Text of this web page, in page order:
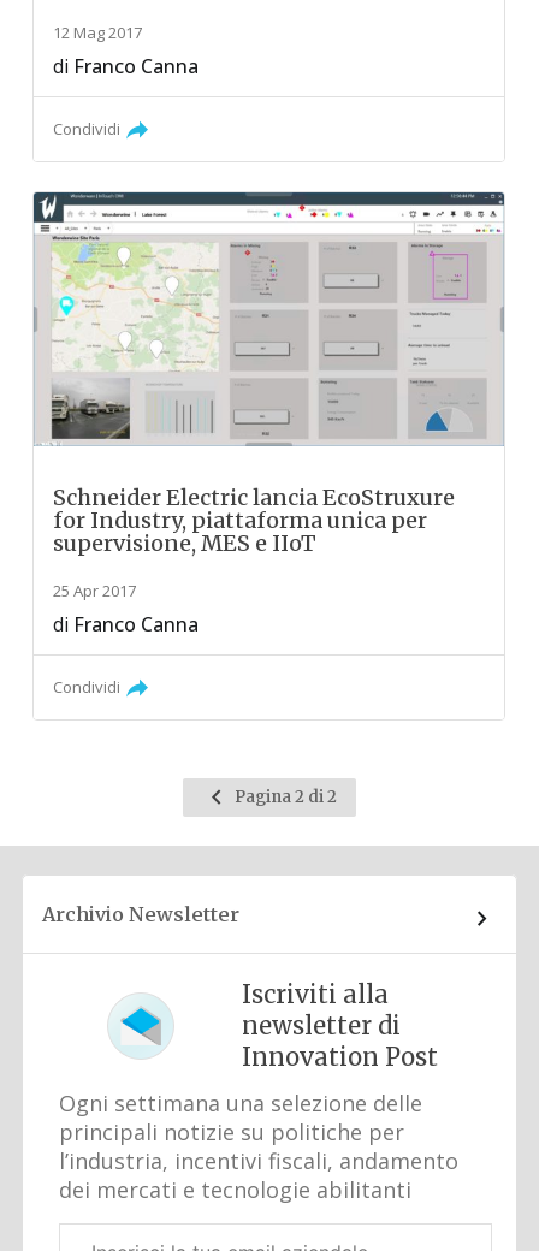
12 Mag 2017
di Franco Canna
Condividi
Schneider Electric lancia EcoStruxure
for Industry, piattaforma unica per
supervisione, MES e IIoT
25 Apr 2017
di Franco Canna
Condividi
Pagina
precedente
Pagina 2 di 2
Archivio Newsletter
Iscriviti alla
newsletter di
Innovation Post
Ogni settimana una selezione delle
principali notizie su politiche per
l’industria, incentivi fiscali, andamento
dei mercati e tecnologie abilitanti